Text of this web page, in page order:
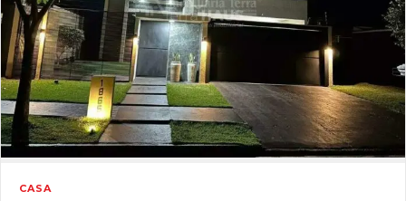
CASA